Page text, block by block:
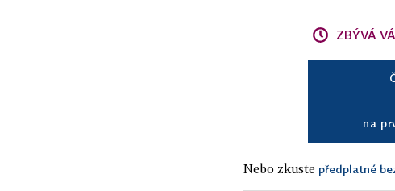
ZBÝVÁ
na
Nebo zkuste předplatné